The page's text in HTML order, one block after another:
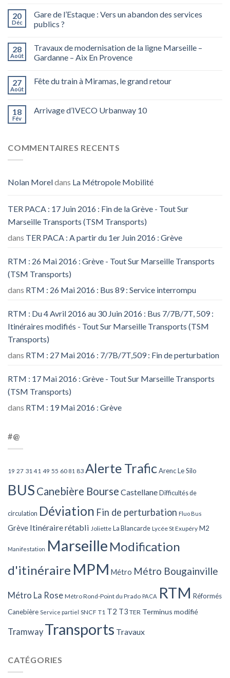
20
Déc
Gare de l’Estaque : Vers un abandon des services
publics ?
28
Août
Travaux de modernisation de la ligne Marseille –
Gardanne – Aix En Provence
27
Août
Fête du train à Miramas, le grand retour
18
Fév
Arrivage d’IVECO Urbanway 10
COMMENTAIRES RECENTS
Nolan Moreldans La Métropole Mobilité
TER PACA : 17 Juin 2016 : Fin de la Grève - Tout Sur
Marseille Transports (TSM Transports)
dans TER PACA : A partir du 1er Juin 2016 : Grève
RTM : 26 Mai 2016 : Grève - Tout Sur Marseille Transports
(TSM Transports)
dans RTM : 26 Mai 2016 : Bus 89 : Service interrompu
RTM : Du 4 Avril 2016 au 30 Juin 2016 : Bus 7/7B/7T, 509 :
Itinéraires modifiés - Tout Sur Marseille Transports (TSM
Transports)
dans RTM : 27 Mai 2016 : 7/7B/7T,509 : Fin de perturbation
RTM : 17 Mai 2016 : Grève - Tout Sur Marseille Transports
(TSM Transports)
dans RTM : 19 Mai 2016 : Grève
#@
19 27 31 41 49 55 60 81 83 Alerte TraficArenc Le Silo
BUS Canebière Bourse Castellane Difficultés de
circulation Déviation Fin de perturbation Fluo Bus
Grève Itinéraire rétabli Joliette La Blancarde Lycée St Exupéry M2
Manifestation Marseille Modification
d'itinéraire MPM Métro Métro Bougainville
Métro La Rose Métro Rond-Point du Prado PACA RTM Réformés
Canebière Service partiel SNCF T1 T2 T3 TER Terminus modifié
Tramway Transports Travaux
CATÉGORIES